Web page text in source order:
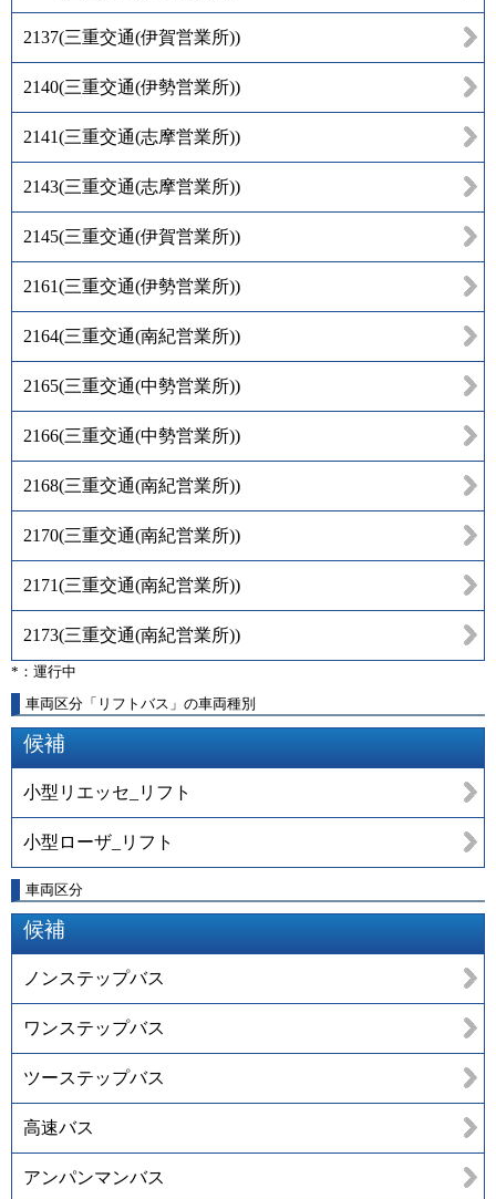
2137(三重交通(伊賀営業所))
2140(三重交通(伊勢営業所))
2141(三重交通(志摩営業所))
2143(三重交通(志摩営業所))
2145(三重交通(伊賀営業所))
2161(三重交通(伊勢営業所))
2164(三重交通(南紀営業所))
2165(三重交通(中勢営業所))
2166(三重交通(中勢営業所))
2168(三重交通(南紀営業所))
2170(三重交通(南紀営業所))
2171(三重交通(南紀営業所))
2173(三重交通(南紀営業所))
*：運行中
車両区分「リフトバス」の車両種別
候補
小型リエッセ_リフト
小型ローザ_リフト
車両区分
候補
ノンステップバス
ワンステップバス
ツーステップバス
高速バス
アンパンマンバス